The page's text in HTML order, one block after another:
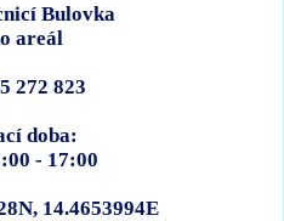
Bulovka
areál
272 823
doba:
- 17:00
14.4653994E